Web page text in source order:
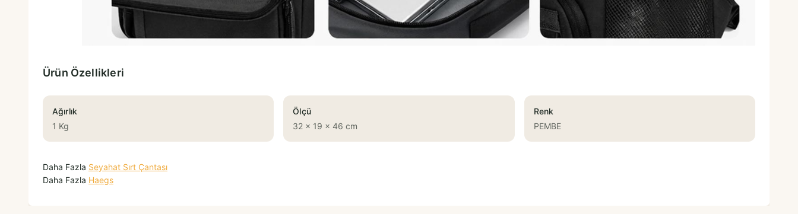
Ürün Özellikleri
Ağırlık
1 Kg
Ölçü
32 x 19 x 46 cm
Renk
PEMBE
Daha Fazla Seyahat Sırt Çantası
Daha Fazla Haegs